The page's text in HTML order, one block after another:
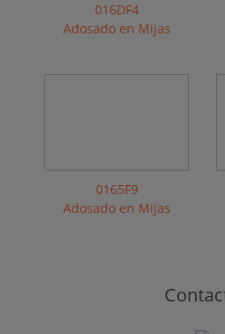
016DF4
Adosado en Mijas
0165F9
Adosado en Mijas